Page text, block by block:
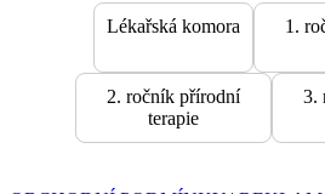
Lékařská komora
1.
2. ročník přírodní
terapie
3.